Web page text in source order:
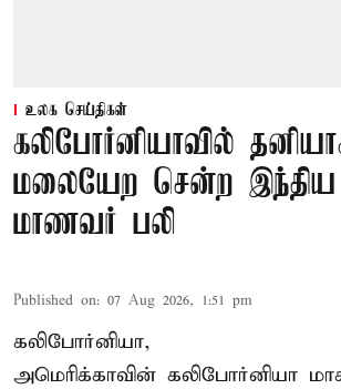
உலக செய்திகள்
கலிபோர்னியாவில்
மலையேற சென்ற இந்திய
மாணவர் பலி
Published on: 07 Aug 2026, 1:51 pm
கலிபோர்னியா,
அமெரிக்காவின் கலிபோர்னியா